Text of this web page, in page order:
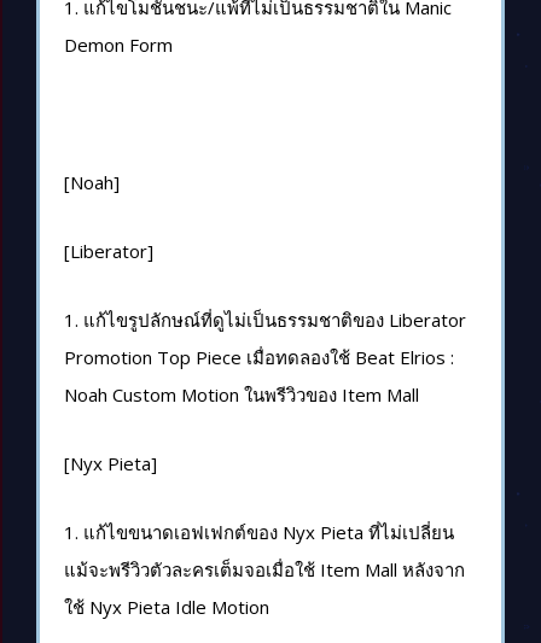
1. แก้ไขโมชันชนะ/แพ้ที่ไม่เป็นธรรมชาติใน Manic
Demon Form
[Noah]
[Liberator]
1. แก้ไขรูปลักษณ์ที่ดูไม่เป็นธรรมชาติของ Liberator
Promotion Top Piece เมื่อทดลองใช้ Beat Elrios :
Noah Custom Motion ในพรีวิวของ Item Mall
[Nyx Pieta]
1. แก้ไขขนาดเอฟเฟกต์ของ Nyx Pieta ที่ไม่เปลี่ยน
แม้จะพรีวิวตัวละครเต็มจอเมื่อใช้ Item Mall หลังจาก
ใช้ Nyx Pieta Idle Motion